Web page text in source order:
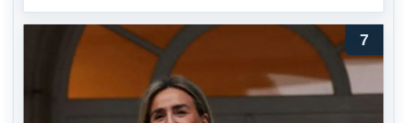
7